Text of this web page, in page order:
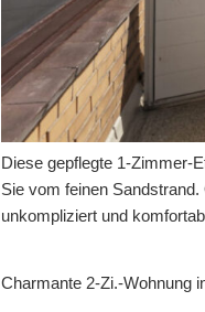
Diese gepflegte 1-Zimmer-
Sie vom feinen
unkompliziert und
Charmante 2-Zi.-Wohnung